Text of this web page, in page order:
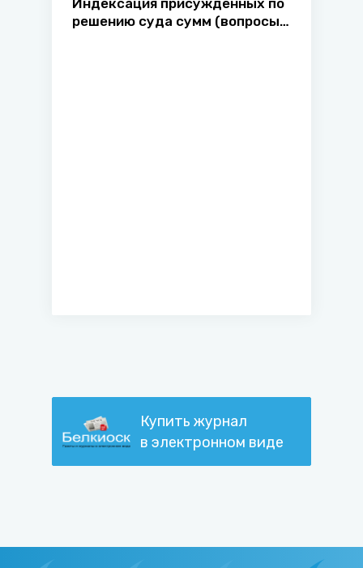
Индексация присужденных по
решению суда сумм (вопросы,
Купить журнал
в электронном виде